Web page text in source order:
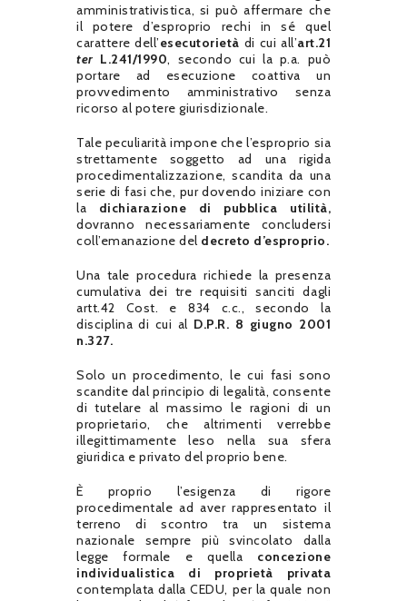
amministrativistica, si può affermare che
il potere d’esproprio rechi in sé quel
carattere dell’esecutorietà di cui all’art.21
ter L.241/1990, secondo cui la p.a. può
portare ad esecuzione coattiva un
provvedimento amministrativo senza
ricorso al potere giurisdizionale.
Tale peculiarità impone che l’esproprio sia
strettamente soggetto ad una rigida
procedimentalizzazione, scandita da una
serie di fasi che, pur dovendo iniziare con
la dichiarazione di pubblica utilità,
dovranno necessariamente concludersi
coll’emanazione del decreto d’esproprio.
Una tale procedura richiede la presenza
cumulativa dei tre requisiti sanciti dagli
artt.42 Cost. e 834 c.c., secondo la
disciplina di cui al D.P.R. 8 giugno 2001
n.327.
Solo un procedimento, le cui fasi sono
scandite dal principio di legalità, consente
di tutelare al massimo le ragioni di un
proprietario, che altrimenti verrebbe
illegittimamente leso nella sua sfera
giuridica e privato del proprio bene.
È proprio l’esigenza di rigore
procedimentale ad aver rappresentato il
terreno di scontro tra un sistema
nazionale sempre più svincolato dalla
legge formale e quella concezione
individualistica di proprietà privata
contemplata dalla CEDU, per la quale non